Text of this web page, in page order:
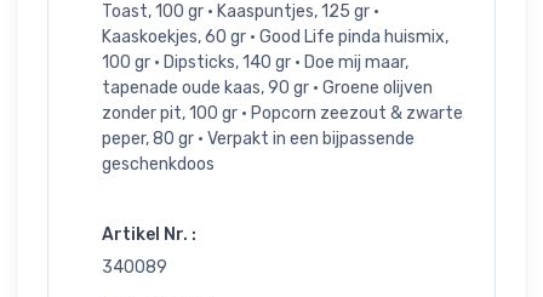
Toast, 100 gr • Kaaspuntjes, 125 gr •
Kaaskoekjes, 60 gr • Good Life pinda huismix,
100 gr • Dipsticks, 140 gr • Doe mij maar,
tapenade oude kaas, 90 gr • Groene olijven
zonder pit, 100 gr • Popcorn zeezout & zwarte
peper, 80 gr • Verpakt in een bijpassende
geschenkdoos
Artikel Nr. :
340089